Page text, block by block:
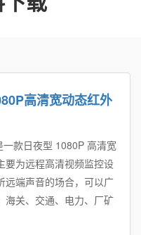
高清宽动态红外
款日夜型 1080P 高清宽
要为远程高清视频监控设
远端声音的场合，可以广
海关、交通、电力、厂矿